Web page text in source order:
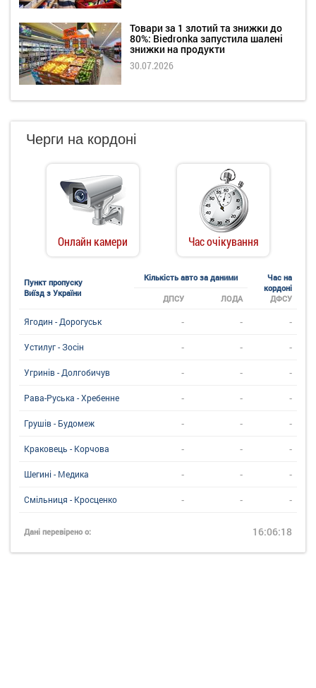
Товари за 1 злотий та знижки до
80%: Biedronka запустила шалені
знижки на продукти
30.07.2026
Черги на кордоні
Онлайн камери Час очікування
Пункт пропуску
Виїзд з України
Кількість авто за даними
Час на
кордоні
ДФСУ
ДПСУ ЛОДА
Ягодин - Дорогуськ - - -
Устилуг - Зосін - - -
Угринiв - Долгобичув - - -
Рава-Руська - Хребенне - - -
Грушів - Будомеж - - -
Краковець - Корчова - - -
Шегині - Медика - - -
Смільниця - Кросценко - - -
Дані перевірено о: 16:06:18